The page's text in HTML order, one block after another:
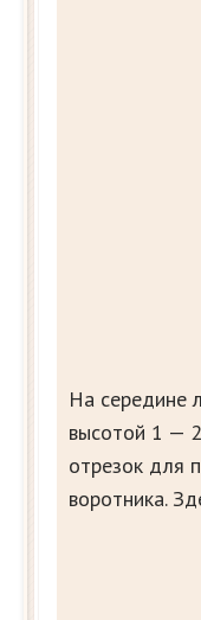
На середине
высотой 1 —
отрезок для
воротника.